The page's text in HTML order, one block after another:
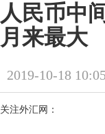
人民币中
月来最大
2019-10-18
关注外汇网：